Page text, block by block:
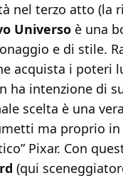
nel terzo atto (la
Universo è una
e di stile.
acquista i poteri
ha intenzione di
scelta è una
ma proprio
Pixar. Con
(qui